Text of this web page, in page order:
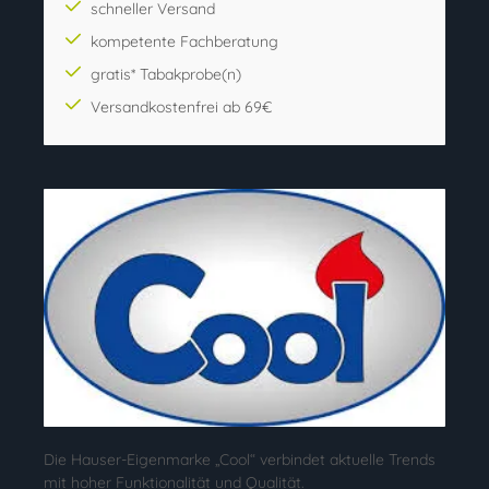
schneller Versand
kompetente Fachberatung
gratis* Tabakprobe(n)
Versandkostenfrei ab 69€
Die Hauser-Eigenmarke „Cool“ verbindet aktuelle Trends
mit hoher Funktionalität und Qualität.